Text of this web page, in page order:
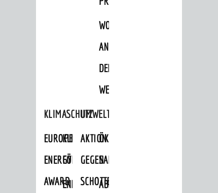
WOHNBEBAUUNG
AN
DER
WEINBERGSTRASSE
KLIMASCHUTZ
EUROPEAN
ENERGY
AWARD
KLIMASCHUTZ-
FÖRDERPROGRAMME
ENERGIEBERATUNG
UMWELTSCHUTZ
AKTION
GEGEN
SCHOTTERGÄRTEN
ÖKOLOGISCHE
SANIERUNG/WAIDSEE
ABFALL